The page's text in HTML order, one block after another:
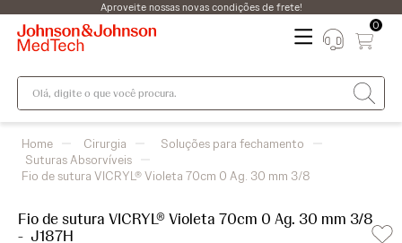
Aproveite nossas novas condições de frete!
0
Olá, digite o que você procura.
Cirurgia
Soluções para fechamento
Suturas Absorvíveis
Fio de sutura VICRYL® Violeta 70cm 0 Ag. 30 mm 3/8
Fio de sutura VICRYL® Violeta 70cm 0 Ag. 30 mm 3/8
- J187H